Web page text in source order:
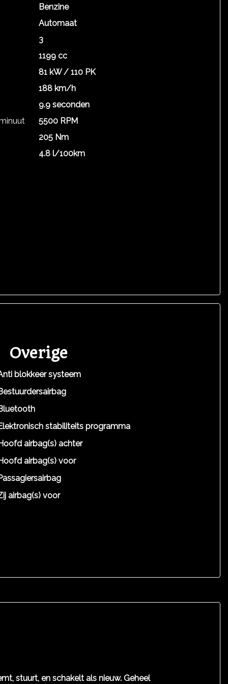
Benzine
Automaat
3
1199 cc
81 kW / 110 PK
188 km/h
9.9 seconden
5500 RPM
205 Nm
4.8 l/100km
Overige
blokkeer systeem
stabiliteits programma
airbag(s) achter
airbag(s) voor
airbag(s) voor
stuurt, en schakelt als nieuw. Geheel